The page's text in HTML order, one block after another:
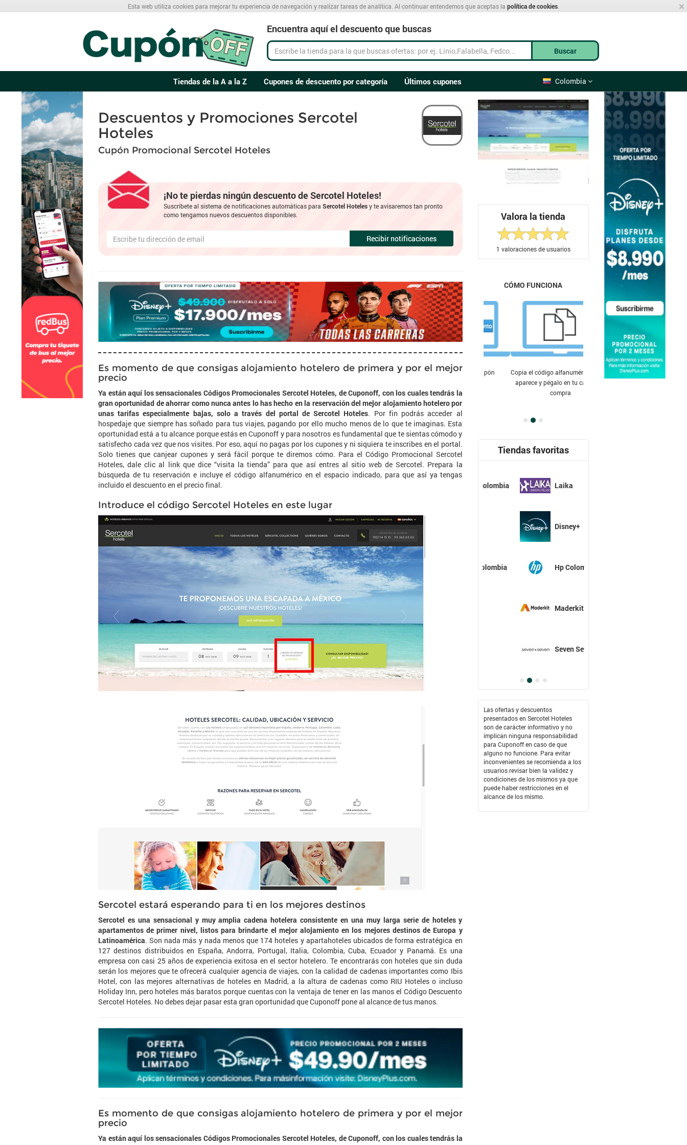
×
Esta web utiliza cookies para mejorar tu experiencia de navegación y realizar tareas de analítica. Al continuar entendemos que aceptas la política de cookies
Encuentra aquí el descuento que buscas
Buscar
Colombia
Tiendas de la A a la Z Cupones de descuento por categoría Últimos cupones
Descuentos y Promociones Sercotel
Hoteles
Cupón Promocional Sercotel Hoteles
¡No te pierdas ningún descuento de Sercotel Hoteles!
Suscríbete al sistema de notificaciones automáticas paraSercotel Hotelesy te avisaremos tan pronto
como tengamos nuevos descuentos disponibles.
Recibir notificaciones
Es momento de que consigas alojamiento hotelero de primera y por el mejor
precio
Ya están aquí los sensacionales Códigos Promocionales Sercotel Hoteles, de Cuponoff, con los cuales tendrás la
gran oportunidad de ahorrar como nunca antes lo has hecho en la reservación del mejor alojamiento hotelero por
unas tarifas especialmente bajas, solo a través del portal de Sercotel Hoteles. Por fin podrás acceder al
hospedaje que siempre has soñado para tus viajes, pagando por ello mucho menos de lo que te imaginas. Esta
oportunidad está a tu alcance porque estás en Cuponoff y para nosotros es fundamental que te sientas cómodo y
satisfecho cada vez que nos visites. Por eso, aquí no pagas por los cupones y ni siquiera te inscribes en el portal.
Solo tienes que canjear cupones y será fácil porque te diremos cómo. Para el Código Promocional Sercotel
Hoteles, dale clic al link que dice “visita la tienda” para que así entres al sitio web de Sercotel. Prepara la
búsqueda de tu reservación e incluye el código alfanumérico en el espacio indicado, para que así ya tengas
incluido el descuento en el precio final.
Introduce el código Sercotel Hoteles en este lugar
Sercotel estará esperando para ti en los mejores destinos
Sercotel es una sensacional y muy amplia cadena hotelera consistente en una muy larga serie de hoteles y
apartamentos de primer nivel, listos para brindarte el mejor alojamiento en los mejores destinos de Europa y
Latinoamérica. Son nada más y nada menos que 174 hoteles y apartahoteles ubicados de forma estratégica en
127 destinos distribuidos en España, Andorra, Portugal, Italia, Colombia, Cuba, Ecuador y Panamá. Es una
empresa con casi 25 años de experiencia exitosa en el sector hotelero. Te encontrarás con hoteles que sin duda
serán los mejores que te ofrecerá cualquier agencia de viajes, con la calidad de cadenas importantes como Ibis
Hotel, con las mejores alternativas de hoteles en Madrid, a la altura de cadenas como RIU Hoteles o incluso
Holiday Inn, pero hoteles más baratos porque cuentas con la ventaja de tener en las manos el Código Descuento
Sercotel Hoteles. No debes dejar pasar esta gran oportunidad que Cuponoff pone al alcance de tus manos.
Es momento de que consigas alojamiento hotelero de primera y por el mejor
precio
Ya están aquí los sensacionales Códigos Promocionales Sercotel Hoteles, de Cuponoff, con los cuales tendrás la
Valora la tienda
1 valoraciones de usuarios
CÓMO FUNCIONA
Copia el código alfanumérico que te
aparece y pégalo en tu carrito de
Tiendas favoritas
Laika
Disney+
Hp Colombia
Maderkit
Seven Seven
Las ofertas y descuentos
presentados en Sercotel Hoteles
son de carácter informativo y no
implican ninguna responsabilidad
para Cuponoff en caso de que
alguno no funcione. Para evitar
inconvenientes se recomienda a los
usuarios revisar bien la validez y
condiciones de los mismos ya que
puede haber restricciones en el
alcance de los mismo.